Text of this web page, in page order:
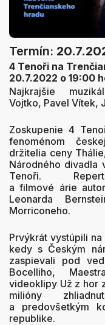
Termín:
4 Tenoři na
20.7.2022 o 19:00
Najkrajšie
Vojtko, Pavel Vítek,
Zoskupenie 4
fenoménom
držitelia ceny
Národného divadla
Tenoři.
a filmové árie
Leonarda
Morriconeho.
Prvýkrát vystúpili
kedy s Českým
zaspievali pod
Bocelliho,
videoklipy Už z hor
milióny
a predovšetkým
republike.